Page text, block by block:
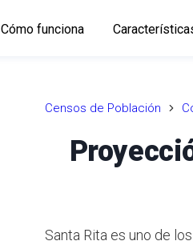
Cómo funciona
Censos de Población
Santa Rita es uno de